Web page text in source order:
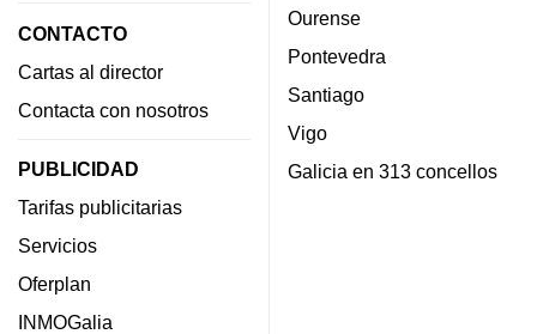
CONTACTO
Cartas al director
Contacta con nosotros
PUBLICIDAD
Tarifas publicitarias
Servicios
Oferplan
INMOGalia
Ourense
Pontevedra
Santiago
Vigo
Galicia en 313 concellos